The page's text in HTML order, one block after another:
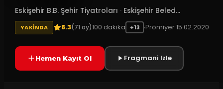
Eskişehir B.B. Şehir Tiyatroları · Eskişehir Beled...
YAKINDA 8.3(71 oy)100 dakika +13 Prömiyer15.02.2020
Hemen Kayıt Ol Fragmani Izle